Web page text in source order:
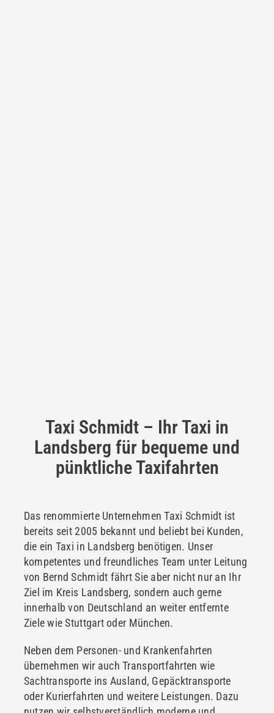
Taxi Schmidt – Ihr Taxi in
Landsberg für bequeme und
pünktliche Taxifahrten
Das renommierte Unternehmen Taxi Schmidt ist
bereits seit 2005 bekannt und beliebt bei Kunden,
die ein Taxi in Landsberg benötigen. Unser
kompetentes und freundliches Team unter Leitung
von Bernd Schmidt fährt Sie aber nicht nur an Ihr
Ziel im Kreis Landsberg, sondern auch gerne
innerhalb von Deutschland an weiter entfernte
Ziele wie Stuttgart oder München.
Neben dem Personen- und Krankenfahrten
übernehmen wir auch Transportfahrten wie
Sachtransporte ins Ausland, Gepäcktransporte
oder Kurierfahrten und weitere Leistungen. Dazu